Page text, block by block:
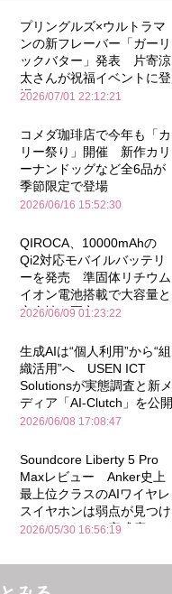
プリングルズ×ウルトラマ
ンの新フレーバー「ガーリ
ックバター」発表 片寄涼
太さんが祝福イベントに登
場
2026/07/01 22:12:21
コメダ珈琲店で今年も「カ
リー祭り」開催 新作カリ
ーナンドッグなど全6品が
季節限定で登場
2026/06/16 15:52:30
QIROCA、10000mAhの
Qi2対応モバイルバッテリ
ーを発売 準固体リチウム
イオン電池搭載で大容量と
安全性を両立
2026/06/09 01:23:22
生成AIは“個人利用”から“組
織活用”へ USEN ICT
Solutionsが実態調査と新メ
ディア「AI-Clutch」を公開
2026/06/08 17:08:47
Soundcore Liberty 5 Pro
Maxレビュー Anker史上
最上位クラスのAIワイヤレ
スイヤホンは弱点が見つけ
づらいくらいの完成度にび
Bose並み
2026/05/30 16:56:19